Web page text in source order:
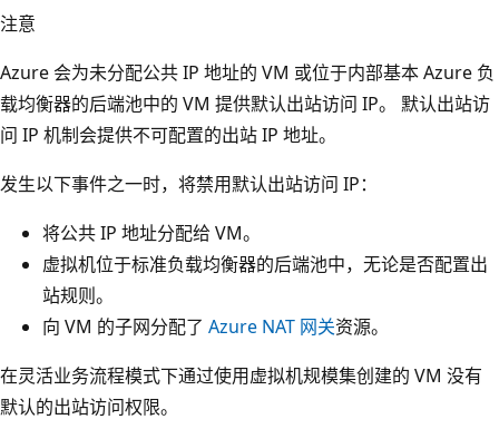
注意
Azure 会为未分配公共 IP 地址的 VM 或位于内部基本 Azure 负
载均衡器的后端池中的 VM 提供默认出站访问 IP。 默认出站访
问 IP 机制会提供不可配置的出站 IP 地址。
发生以下事件之一时，将禁用默认出站访问 IP：
将公共 IP 地址分配给 VM。
虚拟机位于标准负载均衡器的后端池中，无论是否配置出
站规则。
向 VM 的子网分配了 Azure NAT 网关资源。
在灵活业务流程模式下通过使用虚拟机规模集创建的 VM 没有
默认的出站访问权限。